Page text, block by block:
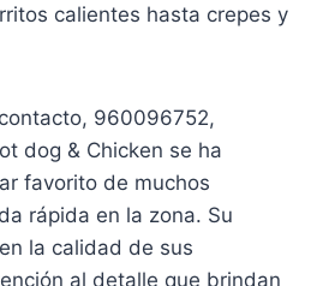
calientes hasta crepes y
960096752,
dog & Chicken se ha
favorito de muchos
rápida en la zona. Su
la calidad de sus
al detalle que brindan